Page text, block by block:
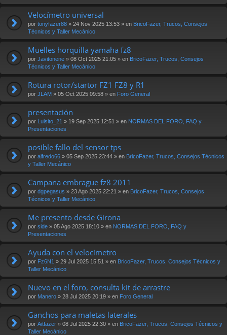
Velocímetro universal
por tonyfazer88 » 24 Nov 2025 13:53 » en BricoFazer, Trucos, Consejos
Técnicos y Taller Mecánico
Muelles horquilla yamaha fz8
por Javitonene » 08 Oct 2025 21:05 » en BricoFazer, Trucos, Consejos
Técnicos y Taller Mecánico
Rotura rotor/startor FZ1 FZ8 y R1
por JLAM » 05 Oct 2025 09:58 » en Foro General
presentación
por Luisito_21 » 19 Sep 2025 12:51 » en NORMAS DEL FORO, FAQ y
Presentaciones
posible fallo del sensor tps
por alfredo66 » 05 Sep 2025 23:44 » en BricoFazer, Trucos, Consejos Técnicos
y Taller Mecánico
Campana embrague fz8 2011
por dgpegasus » 23 Ago 2025 22:21 » en BricoFazer, Trucos, Consejos
Técnicos y Taller Mecánico
Me presento desde Girona
por side » 05 Ago 2025 18:10 » en NORMAS DEL FORO, FAQ y
Presentaciones
Ayuda con el velocímetro
por Fz6N1 » 29 Jul 2025 15:51 » en BricoFazer, Trucos, Consejos Técnicos y
Taller Mecánico
Nuevo en el foro, consulta kit de arrastre
por Manero » 28 Jul 2025 20:19 » en Foro General
Ganchos para maletas laterales
por Aitfazer » 08 Jul 2025 22:30 » en BricoFazer, Trucos, Consejos Técnicos y
Taller Mecánico